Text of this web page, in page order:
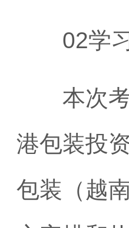
02学习
本次考
港包装投
包装（越